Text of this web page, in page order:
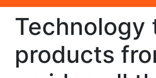
Technology
products